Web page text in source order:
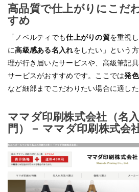
高品質で仕上がりにこだ
すめ
「ノベルティでも仕上がりの質を重視
に高級感ある名入れをしたい」という
理が行き届いたサービスや、高級筆記
サービスがおすすめです。ここでは発
など細部までこだわりたい場合に適し
ママダ印刷株式会社（名
門）－ ママダ印刷株式会